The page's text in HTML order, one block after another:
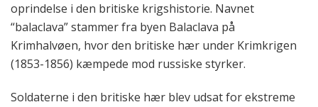
oprindelse i den britiske krigshistorie. Navnet
“balaclava” stammer fra byen Balaclava på
Krimhalvøen, hvor den britiske hær under Krimkrigen
(1853-1856) kæmpede mod russiske styrker.
Soldaterne i den britiske hær blev udsat for ekstreme